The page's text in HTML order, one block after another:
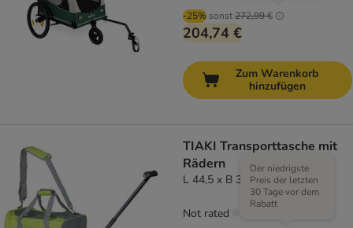
-25% sonst272,99 €
204,74 €
Zum Warenkorb
hinzufügen
TIAKI Transporttasche mit
Rädern
L 44,5 x B 30 x H 30 cm
Der niedrigste
Preis der letzten
30 Tage vor dem
Rabatt
Not rated